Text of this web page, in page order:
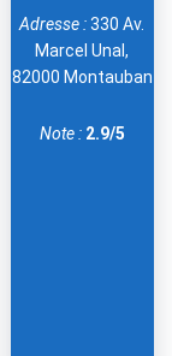
Adresse :330 Av.
Marcel Unal,
82000 Montauban
Note : 2.9/5